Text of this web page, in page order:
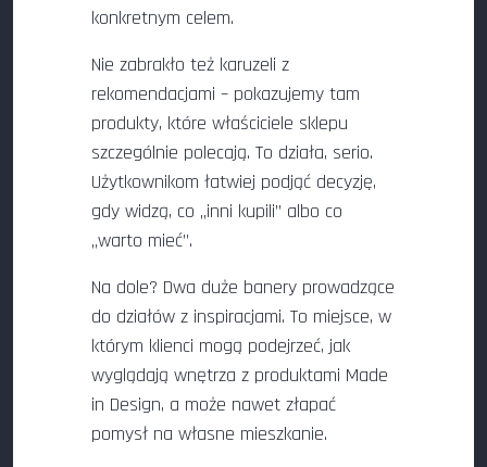
konkretnym celem.
Nie zabrakło też karuzeli z
rekomendacjami – pokazujemy tam
produkty, które właściciele sklepu
szczególnie polecają. To działa, serio.
Użytkownikom łatwiej podjąć decyzję,
gdy widzą, co „inni kupili” albo co
„warto mieć”.
Na dole? Dwa duże banery prowadzące
do działów z inspiracjami. To miejsce, w
którym klienci mogą podejrzeć, jak
wyglądają wnętrza z produktami Made
in Design, a może nawet złapać
pomysł na własne mieszkanie.